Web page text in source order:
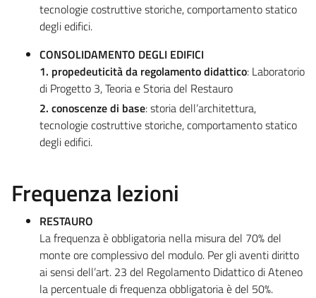
tecnologie costruttive storiche, comportamento statico
degli edifici.
CONSOLIDAMENTO DEGLI EDIFICI
1. propedeuticità da regolamento didattico: Laboratorio
di Progetto 3, Teoria e Storia del Restauro
2. conoscenze di base: storia dell’architettura,
tecnologie costruttive storiche, comportamento statico
degli edifici.
Frequenza lezioni
RESTAURO
La frequenza è obbligatoria nella misura del 70% del
monte ore complessivo del modulo. Per gli aventi diritto
ai sensi dell’art. 23 del Regolamento Didattico di Ateneo
la percentuale di frequenza obbligatoria è del 50%.